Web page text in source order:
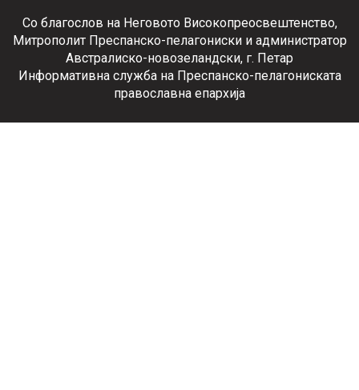
Со благослов на Неговото Високопреосвештенство,
Митрополит Преспанско-пелагониски и администратор
Австралиско-новозеландски, г. Петар
Информативна служба на Преспанско-пелагониската
православна епархија